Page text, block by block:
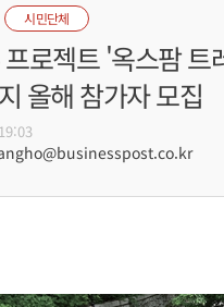
시민단체
로젝트 '옥스팜 트
올해 참가자 모집